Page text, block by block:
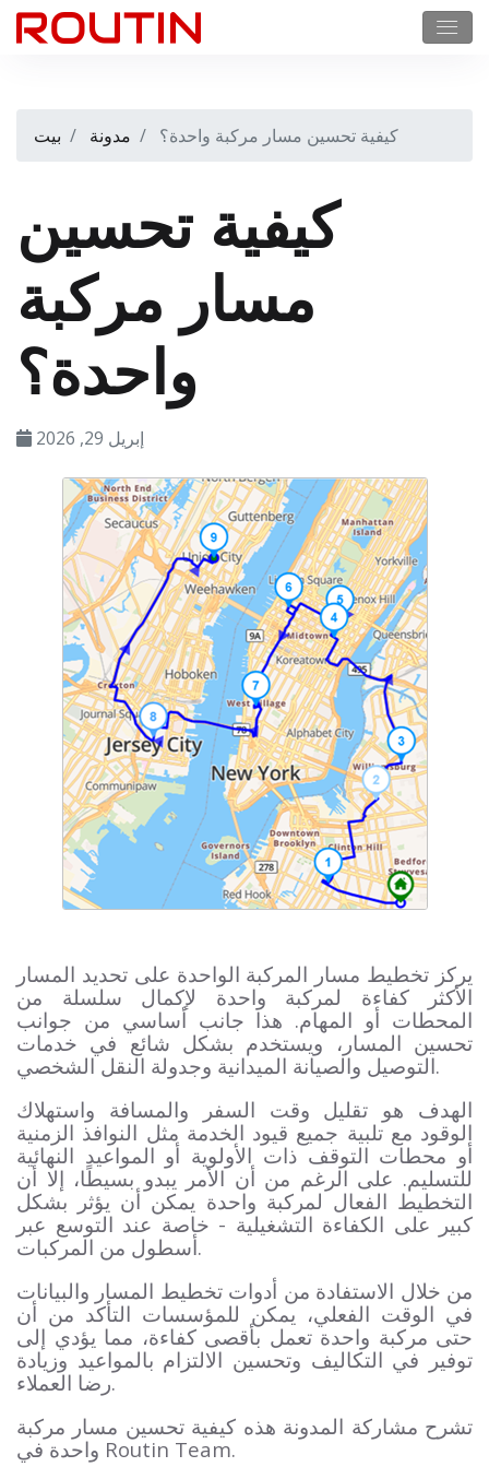
بيت مدونة كيفية تحسين مسار مركبة واحدة؟
كيفية تحسين
مسار مركبة
واحدة؟
إبريل 29, 2026
يركز تخطيط مسار المركبة الواحدة على تحديد المسار
الأكثر كفاءة لمركبة واحدة لإكمال سلسلة من
المحطات أو المهام. هذا جانب أساسي من جوانب
تحسين المسار، ويستخدم بشكل شائع في خدمات
التوصيل والصيانة الميدانية وجدولة النقل الشخصي.
الهدف هو تقليل وقت السفر والمسافة واستهلاك
الوقود مع تلبية جميع قيود الخدمة مثل النوافذ الزمنية
أو محطات التوقف ذات الأولوية أو المواعيد النهائية
للتسليم. على الرغم من أن الأمر يبدو بسيطًا، إلا أن
التخطيط الفعال لمركبة واحدة يمكن أن يؤثر بشكل
كبير على الكفاءة التشغيلية - خاصة عند التوسع عبر
أسطول من المركبات.
من خلال الاستفادة من أدوات تخطيط المسار والبيانات
في الوقت الفعلي، يمكن للمؤسسات التأكد من أن
حتى مركبة واحدة تعمل بأقصى كفاءة، مما يؤدي إلى
توفير في التكاليف وتحسين الالتزام بالمواعيد وزيادة
رضا العملاء.
تشرح مشاركة المدونة هذه كيفية تحسين مسار مركبة
واحدة في Routin Team.